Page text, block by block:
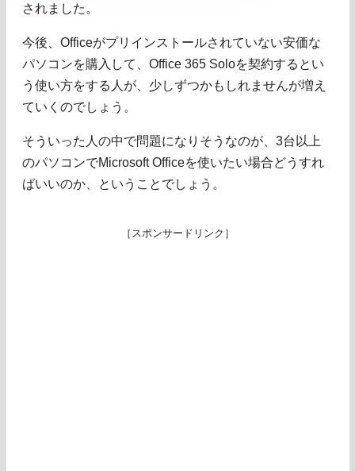
されました。
今後、Officeがプリインストールされていない安価な
パソコンを購入して、Office 365 Soloを契約するとい
う使い方をする人が、少しずつかもしれませんが増え
ていくのでしょう。
そういった人の中で問題になりそうなのが、3台以上
のパソコンでMicrosoft Officeを使いたい場合どうすれ
ばいいのか、ということでしょう。
［スポンサードリンク］